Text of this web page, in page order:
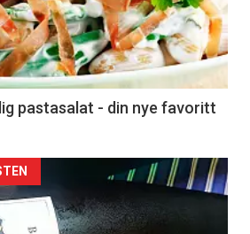
pastasalat - din nye favoritt